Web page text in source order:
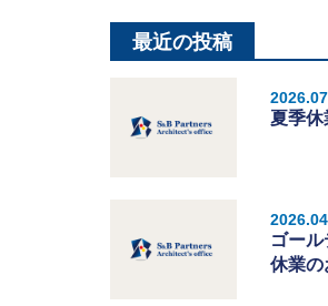
最近の投稿
夏季休
ゴー
休業の